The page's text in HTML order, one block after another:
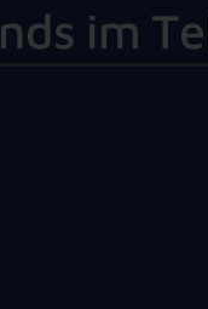
nds im Te